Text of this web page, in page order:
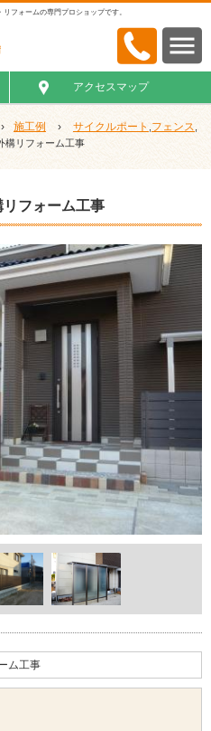
フォームの専門プロショップです。
アクセスマップ
› 施工例 › サイクルポート フェンス
リフォーム工事
フォーム工事
ム工事